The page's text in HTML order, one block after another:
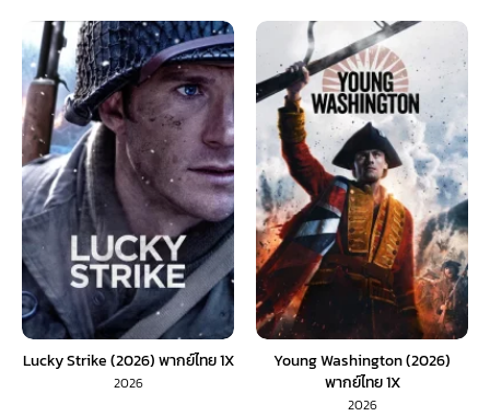
Lucky Strike (2026) พากย์ไทย 1X
2026
Young Washington (2026)
พากย์ไทย 1X
2026